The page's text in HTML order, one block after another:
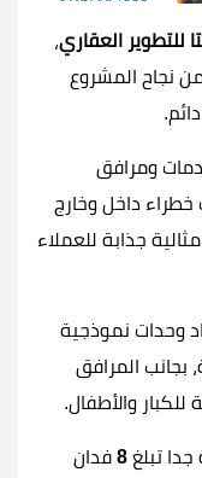
للتطوير العقاري،
نجاح المشروع
ومرافق
داخل وخارج
جذابة للعملاء
وحدات نموذجية
بجانب المرافق
للكبار والأطفال.
تبلغ 8 فدان